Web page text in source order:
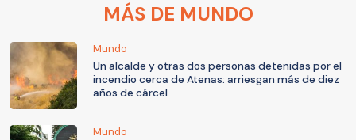
MÁS DE MUNDO
Mundo
Un alcalde y otras dos personas detenidas por el
incendio cerca de Atenas: arriesgan más de diez
años de cárcel
Mundo